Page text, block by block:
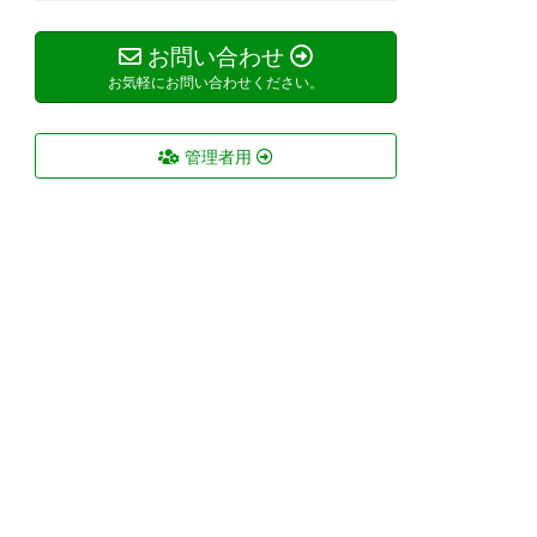
お問い合わせ
お気軽にお問い合わせください。
管理者用